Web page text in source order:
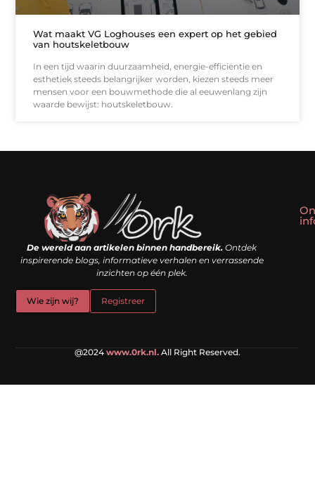
Wat maakt VG Loghouses een expert op het gebied
van houtskeletbouw
In een tijd waarin duurzaamheid, energie-efficiëntie en
esthetiek steeds belangrijker worden, kiezen steeds meer
mensen voor een bouwmethode die al eeuwenlang zijn
waarde bewijst: houtskeletbouw.
De wereld aan artikelen binnen handbereik. Ontdek
inspirerende blogs, informatieve verhalen en verrassende
inzichten op één plek.
Wie zijn wij? Registreer
@2024 www.0rk.nl. All Right Reserved.